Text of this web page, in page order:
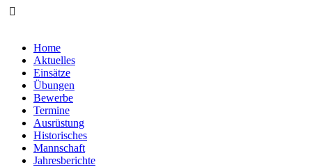
Home
Aktuelles
Einsätze
Übungen
Bewerbe
Termine
Ausrüstung
Historisches
Mannschaft
Jahresberichte